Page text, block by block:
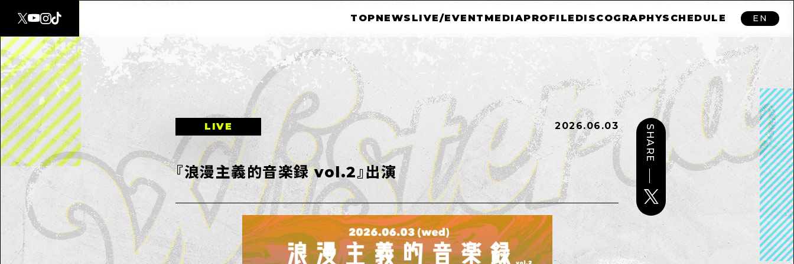
TOPNEWS LIVE/EVENT MEDIAPROFILE DISCOGRAPHYSCHEDULE EN
LIVE 2026.06.03
『浪漫主義的音楽録 vol.2』出演
SHARE